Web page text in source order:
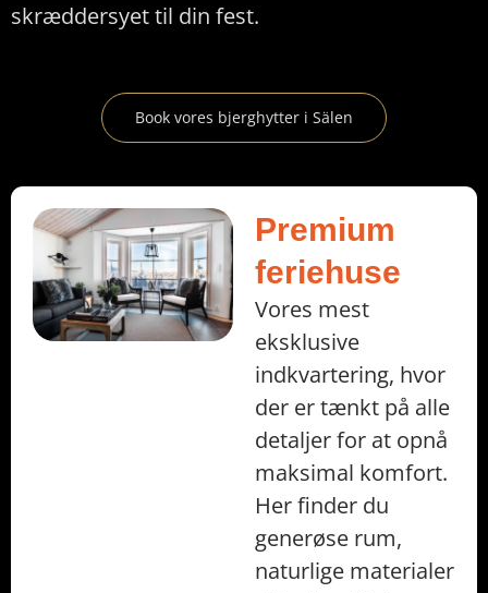
skræddersyet til din fest.
Book vores bjerghytter i Sälen
Premium
feriehuse
Vores mest
eksklusive
indkvartering, hvor
der er tænkt på alle
detaljer for at opnå
maksimal komfort.
Her finder du
generøse rum,
naturlige materialer